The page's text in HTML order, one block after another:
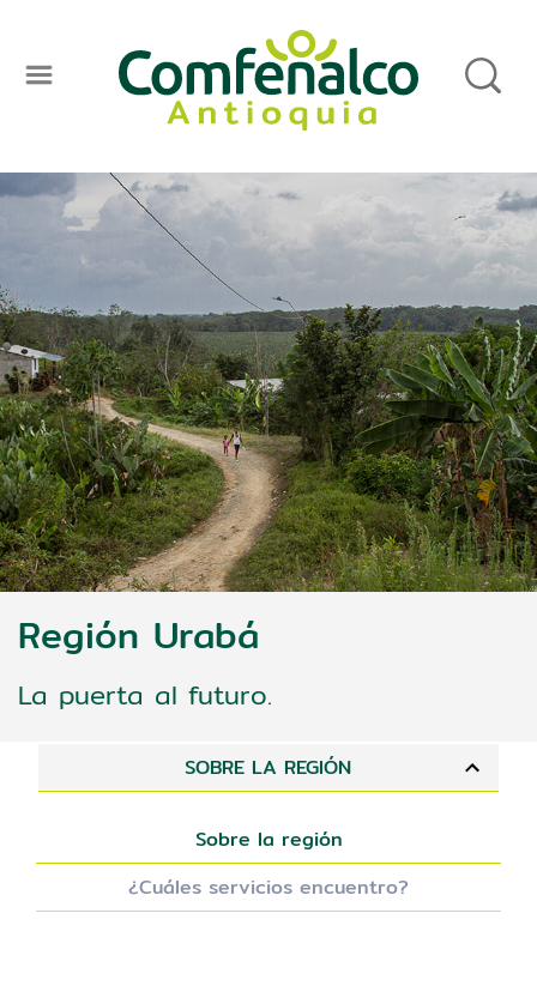
Región Urabá
La puerta al futuro.
SOBRE LA REGIÓN
Sobre la región
¿Cuáles servicios encuentro?